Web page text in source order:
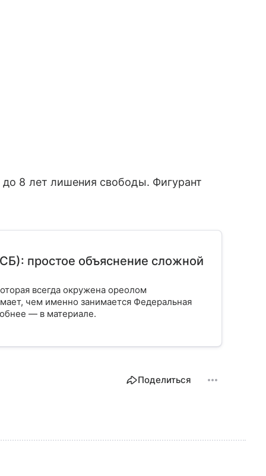
8 лет лишения свободы. Фигурант
простое объяснение сложной
всегда окружена ореолом
чем именно занимается Федеральная
— в материале.
Поделиться